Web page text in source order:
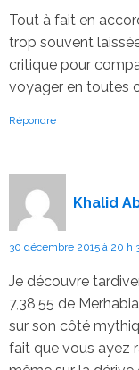
Tout à fait en
trop souvent
critique pour
voyager en toutes
Répondre
Khalid
30 décembre 2015 à 20 h
Je découvre
7,38,55 de
sur son côté
fait que vous ayez